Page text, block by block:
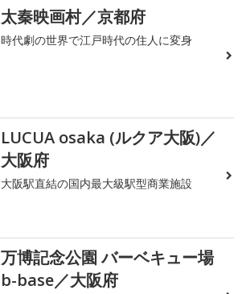
太秦映画村／京都府
時代劇の世界で江戸時代の住人に変身
LUCUA osaka (ルクア大阪)／
大阪府
大阪駅直結の国内最大級駅型商業施設
万博記念公園 バーベキュー場
b-base／大阪府